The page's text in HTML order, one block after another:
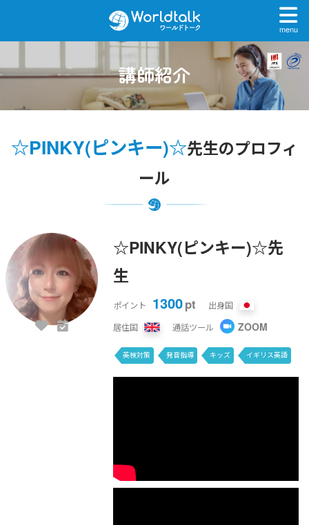
menu
講師紹介
☆PINKY(ピンキー)☆先生のプロフィ
ール
☆PINKY(ピンキー)☆先
生
ポイント 1300pt
出身国
居住国
通話ツール ZOOM
英検対策 発音指導 キッズ イギリス英語
SIDE by SIDE LET'S GO DAILY NEWS